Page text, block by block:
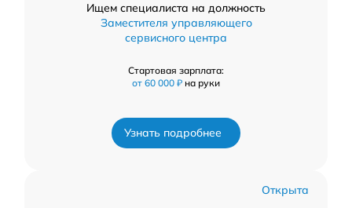
Ищем специалиста на должность
Заместителя управляющего
сервисного центра
Стартовая зарплата:
от 60 000 ₽ на руки
Узнать подробнее
Открыта